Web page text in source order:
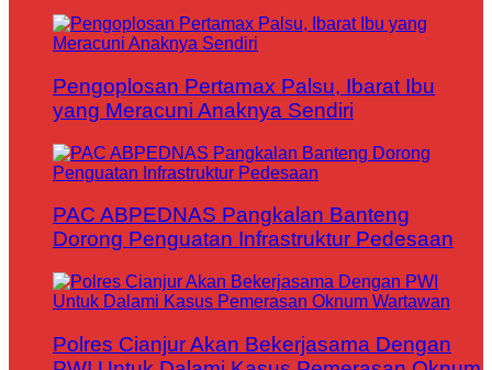
Pengoplosan Pertamax Palsu, Ibarat Ibu
yang Meracuni Anaknya Sendiri
PAC ABPEDNAS Pangkalan Banteng
Dorong Penguatan Infrastruktur Pedesaan
Polres Cianjur Akan Bekerjasama Dengan